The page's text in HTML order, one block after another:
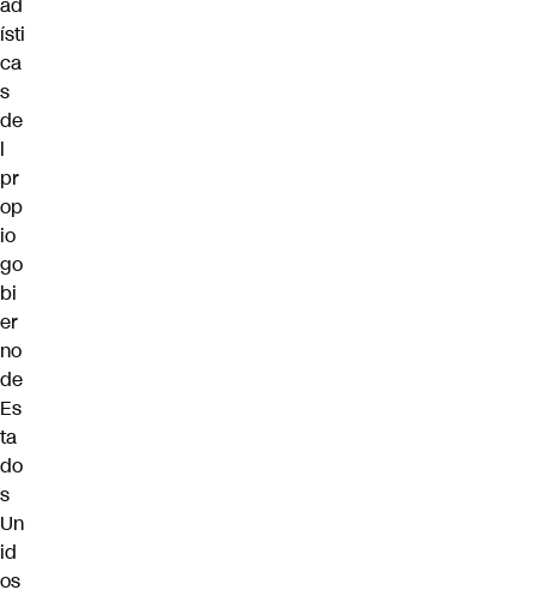
ísti
ca
s
de
l
pr
op
io
go
bi
er
no
de
Es
ta
do
s
Un
id
os